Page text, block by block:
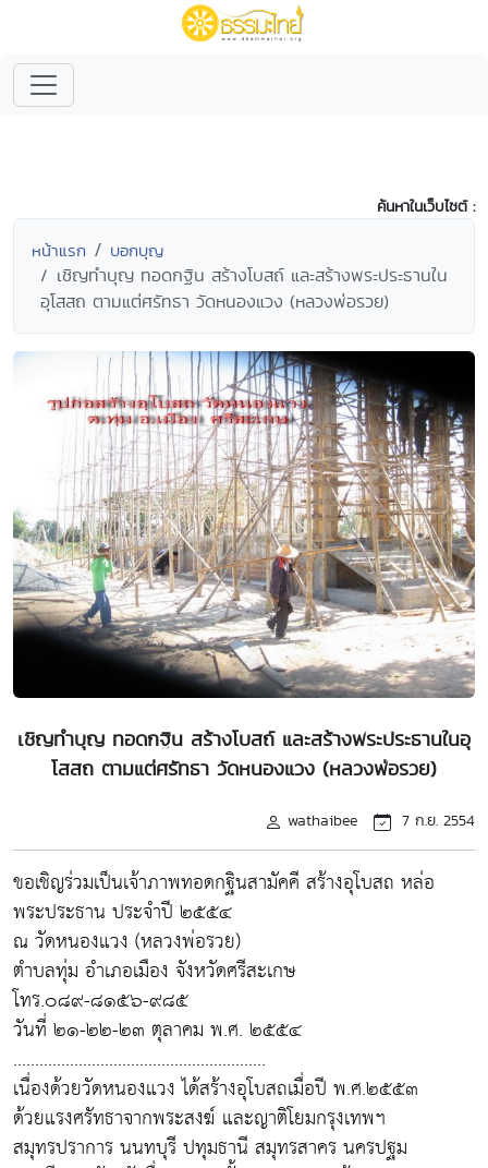
ค้นหาในเว็บไซต์ :
หน้าแรก บอกบุญ
เชิญทำบุญ ทอดกฐิน สร้างโบสถ์ และสร้างพระประธานใน
อุโสสถ ตามแต่ศรัทธา วัดหนองแวง (หลวงพ่อรวย)
เชิญทำบุญ ทอดกฐิน สร้างโบสถ์ และสร้างพระประธานในอุ
โสสถ ตามแต่ศรัทธา วัดหนองแวง (หลวงพ่อรวย)
wathaibee 7 ก.ย. 2554
ขอเชิญร่วมเป็นเจ้าภาพทอดกฐินสามัคคี สร้างอุโบสถ หล่อ
พระประธาน ประจำปี ๒๕๕๔
ณ วัดหนองแวง (หลวงพ่อรวย)
ตำบลทุ่ม อำเภอเมือง จังหวัดศรีสะเกษ
โทร.๐๘๙-๘๑๕๖-๙๘๕
วันที่ ๒๑-๒๒-๒๓ ตุลาคม พ.ศ. ๒๕๕๔
..........................................................
เนื่องด้วยวัดหนองแวง ได้สร้างอุโบสถเมื่อปี พ.ศ.๒๕๕๓
ด้วยแรงศรัทธาจากพระสงฆ์ และญาติโยมกรุงเทพฯ
สมุทรปราการ นนทบุรี ปทุมธานี สมุทรสาคร นครปฐม